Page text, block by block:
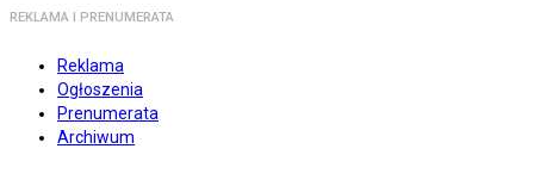
REKLAMA I PRENUMERATA
Reklama
Ogłoszenia
Prenumerata
Archiwum